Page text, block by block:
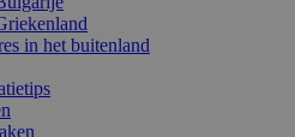
in het buitenland